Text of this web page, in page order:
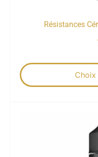
Résistances